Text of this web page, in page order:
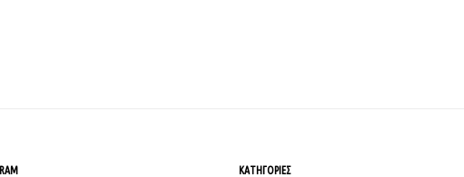
ΚΑΤΗΓΟΡΙΕΣ